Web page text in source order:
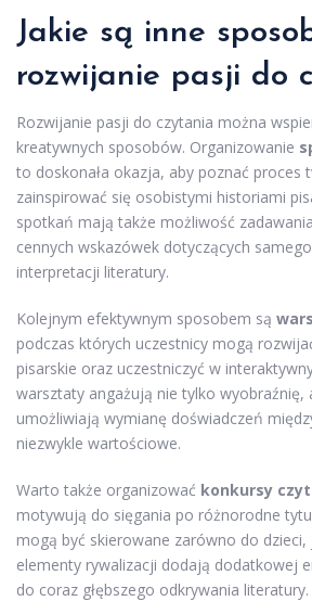
Jakie są inne
rozwijanie pasji do
Rozwijanie pasji do czytania można
kreatywnych sposobów. Organizowanie
to doskonała okazja, aby poznać proces
zainspirować się osobistymi historiami
spotkań mają także możliwość
cennych wskazówek dotyczących
interpretacji literatury.
Kolejnym efektywnym sposobem są
podczas których uczestnicy mogą
pisarskie oraz uczestniczyć w
warsztaty angażują nie tylko wyobraźnię,
umożliwiają wymianę doświadczeń
niezwykle wartościowe.
Warto także organizować konkursy
motywują do sięgania po różnorodne
mogą być skierowane zarówno do dzieci,
elementy rywalizacji dodają dodatkowej
do coraz głębszego odkrywania literatury.